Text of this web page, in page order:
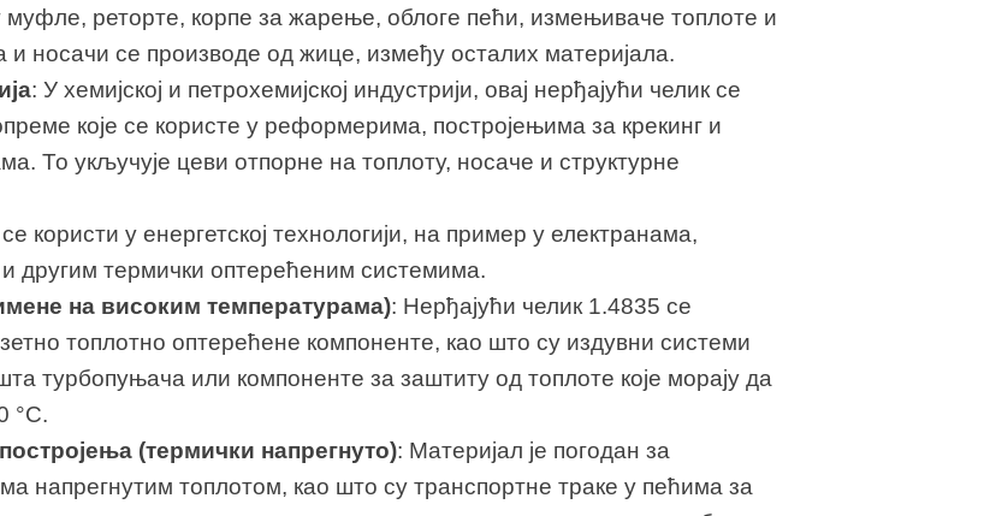
муфле, реторте, корпе за жарење, облоге пећи, измењиваче топлоте и
и носачи се производе од жице, између осталих материјала.
: У хемијској и петрохемијској индустрији, овај нерђајући челик се
које се користе у реформерима, постројењима за крекинг и
То укључује цеви отпорне на топлоту, носаче и структурне
користи у енергетској технологији, на пример у електранама,
другим термички оптерећеним системима.
на високим температурама): Нерђајући челик 1.4835 се
топлотно оптерећене компоненте, као што су издувни системи
турбопуњача или компоненте за заштиту од топлоте које морају да
°C.
(термички напрегнуто): Материјал је погодан за
напрегнутим топлотом, као што су транспортне траке у пећима за